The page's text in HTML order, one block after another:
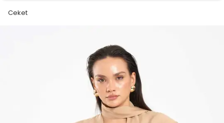
Ceket